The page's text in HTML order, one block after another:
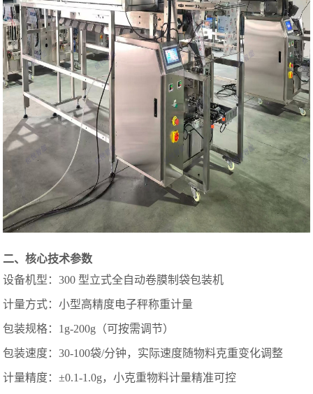
二、核心技术参数
设备机型：300 型立式全自动卷膜制袋包装机
计量方式：小型高精度电子秤称重计量
包装规格：1g-200g（可按需调节）
包装速度：30-100袋/分钟，实际速度随物料克重变化调整
计量精度：±0.1-1.0g，小克重物料计量精准可控